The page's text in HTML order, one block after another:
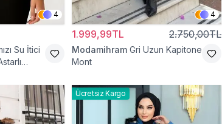
4
Su İtici
4
1.999,99TL 2.750,00TL
Modamihram Gri Uzun Kapitone
Mont
Ücretsiz Kargo